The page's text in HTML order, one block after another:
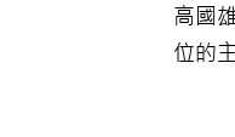
高國
位的